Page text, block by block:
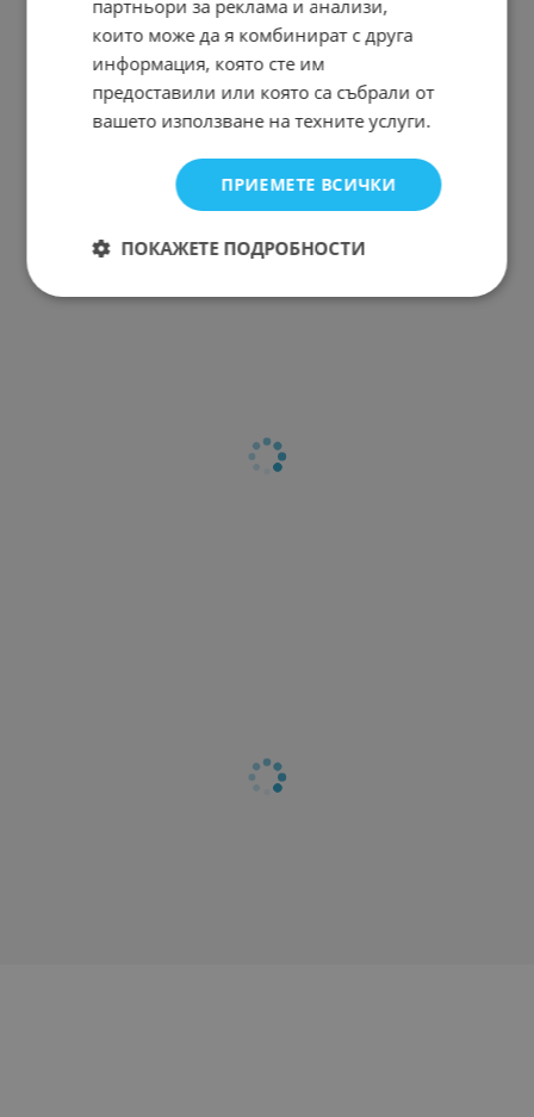
партньори за реклама и анализи,
които може да я комбинират с друга
информация, която сте им
предоставили или която са събрали от
вашето използване на техните услуги.
ПРИЕМЕТЕ ВСИЧКИ
ПОКАЖЕТЕ ПОДРОБНОСТИ